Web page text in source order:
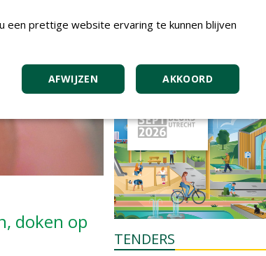
doken op
vrijdag 18 september 2026
TENDERS
een prettige website ervaring te kunnen blijven
AKKOORD
AFWIJZEN